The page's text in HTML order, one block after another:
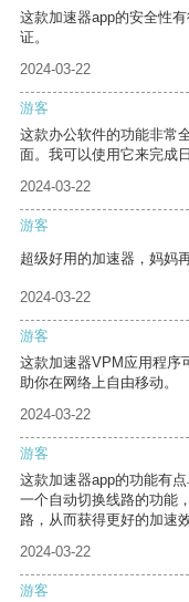
这款加速器app的安全性
证。
2024-03-22
游客
这款办公软件的功能非常
面。我可以使用它来完成
2024-03-22
游客
超级好用的加速器，妈妈
2024-03-22
游客
这款加速器VPM应用程序
助你在网络上自由移动。
2024-03-22
游客
这款加速器app的功能有
一个自动切换线路的功能
路，从而获得更好的加速效
2024-03-22
游客